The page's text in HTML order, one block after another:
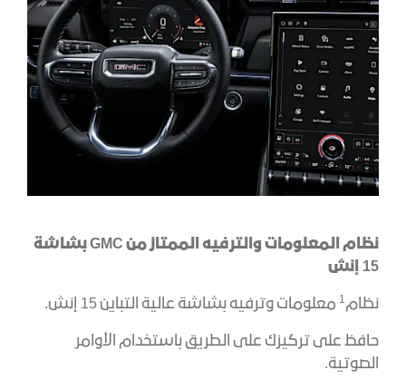
نظام المعلومات والترفيه الممتاز من GMC بشاشة
15 إنش
نظام​1 معلومات وترفيه بشاشة عالية التباين 15 إنش.
حافظ على تركيزك على الطريق باستخدام الأوامر
الصوتية.